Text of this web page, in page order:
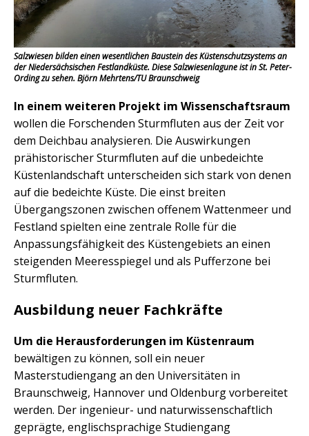
Salzwiesen bilden einen wesentlichen Baustein des Küstenschutzsystems an
der Niedersächsischen Festlandküste. Diese Salzwiesenlagune ist in St. Peter-
Ording zu sehen.Björn Mehrtens/TU Braunschweig
In einem weiteren Projekt im Wissenschaftsraum
wollen die Forschenden Sturmfluten aus der Zeit vor
dem Deichbau analysieren. Die Auswirkungen
prähistorischer Sturmfluten auf die unbedeichte
Küstenlandschaft unterscheiden sich stark von denen
auf die bedeichte Küste. Die einst breiten
Übergangszonen zwischen offenem Wattenmeer und
Festland spielten eine zentrale Rolle für die
Anpassungsfähigkeit des Küstengebiets an einen
steigenden Meeresspiegel und als Pufferzone bei
Sturmfluten.
Ausbildung neuer Fachkräfte
Um die Herausforderungen im Küstenraum
bewältigen zu können, soll ein neuer
Masterstudiengang an den Universitäten in
Braunschweig, Hannover und Oldenburg vorbereitet
werden. Der ingenieur- und naturwissenschaftlich
geprägte, englischsprachige Studiengang